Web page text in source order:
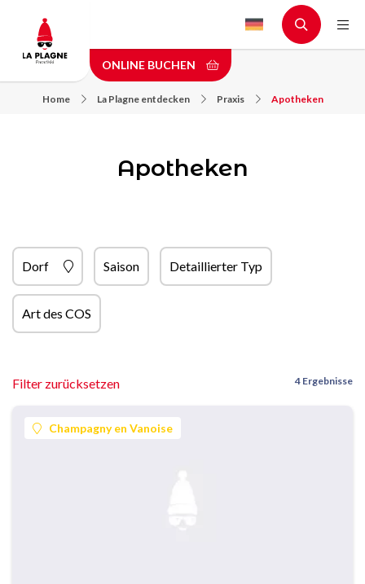
main
content
ONLINE BUCHEN
Home La Plagne entdecken Praxis Apotheken
Apotheken
Dorf Saison Detaillierter Typ
Art des COS
Filter zurücksetzen 4 Ergebnisse
Champagny en Vanoise